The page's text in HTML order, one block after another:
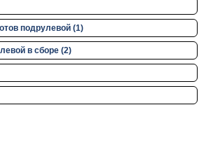
подрулевой (1)
в сборе (2)